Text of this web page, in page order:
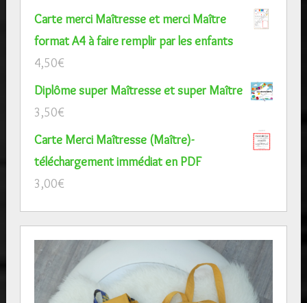
Carte merci Maîtresse et merci Maître
format A4 à faire remplir par les enfants
4,50€
Diplôme super Maîtresse et super Maître
3,50€
Carte Merci Maîtresse (Maître)-
téléchargement immédiat en PDF
3,00€